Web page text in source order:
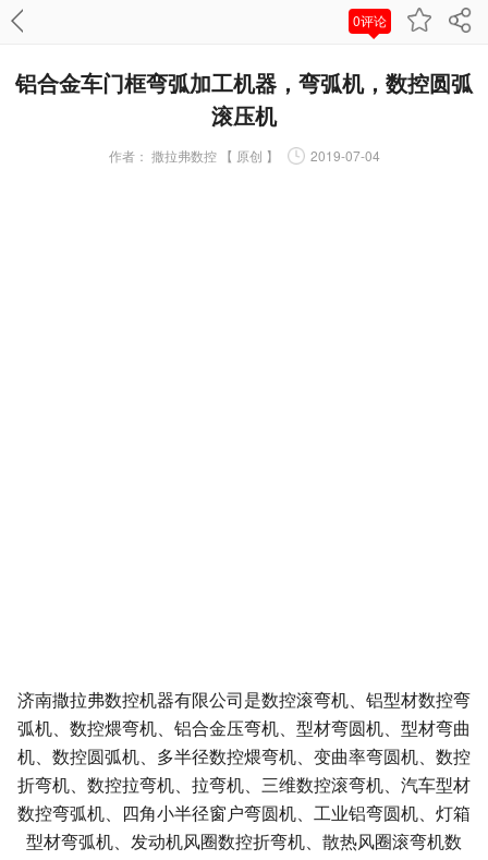
0评论
铝合金车门框弯弧加工机器，弯弧机，数控圆弧
滚压机
作者： 撒拉弗数控 【 原创 】 2019-07-04
济南撒拉弗数控机器有限公司是数控滚弯机、铝型材数控弯
弧机、数控煨弯机、铝合金压弯机、型材弯圆机、型材弯曲
机、数控圆弧机、多半径数控煨弯机、变曲率弯圆机、数控
折弯机、数控拉弯机、拉弯机、三维数控滚弯机、汽车型材
数控弯弧机、四角小半径窗户弯圆机、工业铝弯圆机、灯箱
型材弯弧机、发动机风圈数控折弯机、散热风圈滚弯机数